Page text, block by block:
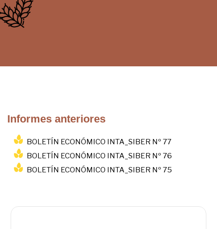
Informes anteriores
BOLETÍN ECONÓMICO INTA_SIBER Nº 77
BOLETÍN ECONÓMICO INTA_SIBER Nº 76
BOLETÍN ECONÓMICO INTA_SIBER Nº 75